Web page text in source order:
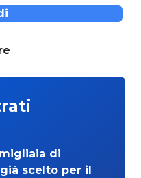
di
scelto per il